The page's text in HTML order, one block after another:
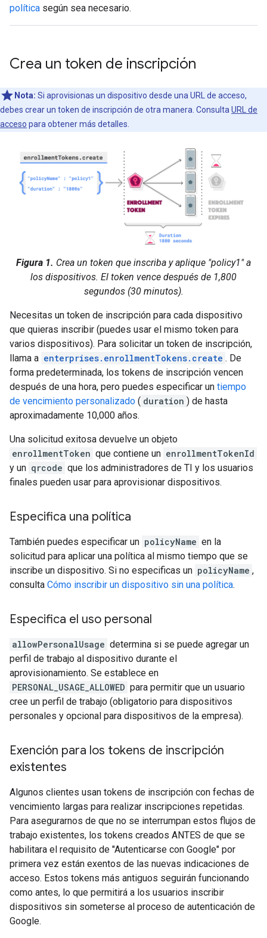
política según sea necesario.
Crea un token de inscripción
Nota: Si aprovisionas un dispositivo desde una URL de acceso,
debes crear un token de inscripción de otra manera. Consulta URL de
acceso para obtener más detalles.
Figura 1. Crea un token que inscriba y aplique "policy1" a
los dispositivos. El token vence después de 1,800
segundos (30 minutos).
Necesitas un token de inscripción para cada dispositivo
que quieras inscribir (puedes usar el mismo token para
varios dispositivos). Para solicitar un token de inscripción,
llama a enterprises.enrollmentTokens.create . De
forma predeterminada, los tokens de inscripción vencen
después de una hora, pero puedes especificar un tiempo
de vencimiento personalizado ( duration ) de hasta
aproximadamente 10,000 años.
Una solicitud exitosa devuelve un objeto
enrollmentToken que contiene un enrollmentTokenId
y un qrcode que los administradores de TI y los usuarios
finales pueden usar para aprovisionar dispositivos.
Especifica una política
También puedes especificar un policyName en la
solicitud para aplicar una política al mismo tiempo que se
inscribe un dispositivo. Si no especificas un policyName ,
consulta Cómo inscribir un dispositivo sin una política.
Especifica el uso personal
allowPersonalUsage determina si se puede agregar un
perfil de trabajo al dispositivo durante el
aprovisionamiento. Se establece en
PERSONAL_USAGE_ALLOWED para permitir que un usuario
cree un perfil de trabajo (obligatorio para dispositivos
personales y opcional para dispositivos de la empresa).
Exención para los tokens de inscripción
existentes
Algunos clientes usan tokens de inscripción con fechas de
vencimiento largas para realizar inscripciones repetidas.
Para asegurarnos de que no se interrumpan estos flujos de
trabajo existentes, los tokens creados ANTES de que se
habilitara el requisito de "Autenticarse con Google" por
primera vez están exentos de las nuevas indicaciones de
acceso. Estos tokens más antiguos seguirán funcionando
como antes, lo que permitirá a los usuarios inscribir
dispositivos sin someterse al proceso de autenticación de
Google.